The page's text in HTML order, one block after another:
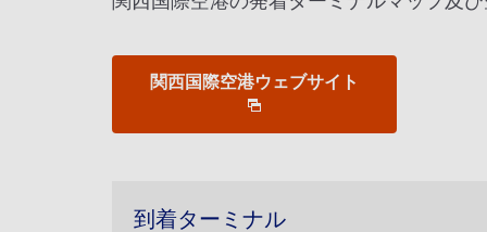
関西国際空港ウェブサイト
到着ターミナル